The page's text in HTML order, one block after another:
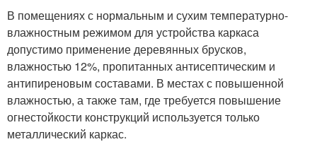
В помещениях с нормальным и сухим температурно-
влажностным режимом для устройства каркаса
допустимо применение деревянных брусков,
влажностью 12%, пропитанных антисептическим и
антипиреновым составами. В местах с повышенной
влажностью, а также там, где требуется повышение
огнестойкости конструкций используется только
металлический каркас.